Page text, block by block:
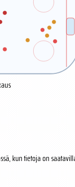
kun tietoja on